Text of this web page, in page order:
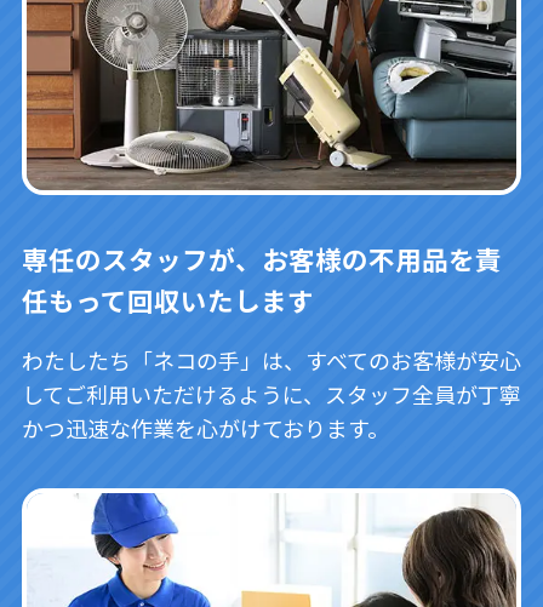
専任のスタッフが、お客様の不用品を責
任もって回収いたします
わたしたち「ネコの手」は、すべてのお客様が安心
してご利用いただけるように、スタッフ全員が丁寧
かつ迅速な作業を心がけております。